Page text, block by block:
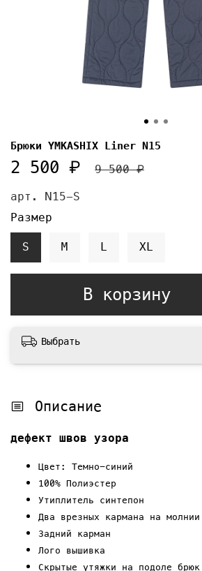
арт. N15-S
Брюки YMKASHIX Liner N15
2 500 ₽ 9 500 ₽
В корзину
Размер
S M L XL
Выбрать
Описание
дефект швов узора
Цвет: Темно-синий
100% Полиэстер
Утиплитель синтепон
Два врезных кармана на молнии
Задний карман
Лого вышивка
Скрытые утяжки на подоле брюк